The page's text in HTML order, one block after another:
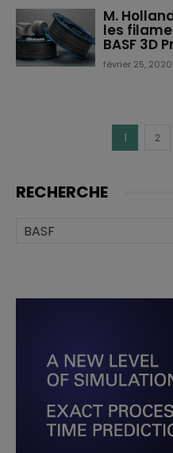
M.
les
BASF 3D
février 25, 2020
1 2
RECHERCHE